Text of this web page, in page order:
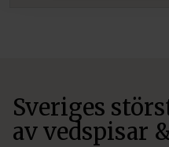
Sveriges
av vedspisar